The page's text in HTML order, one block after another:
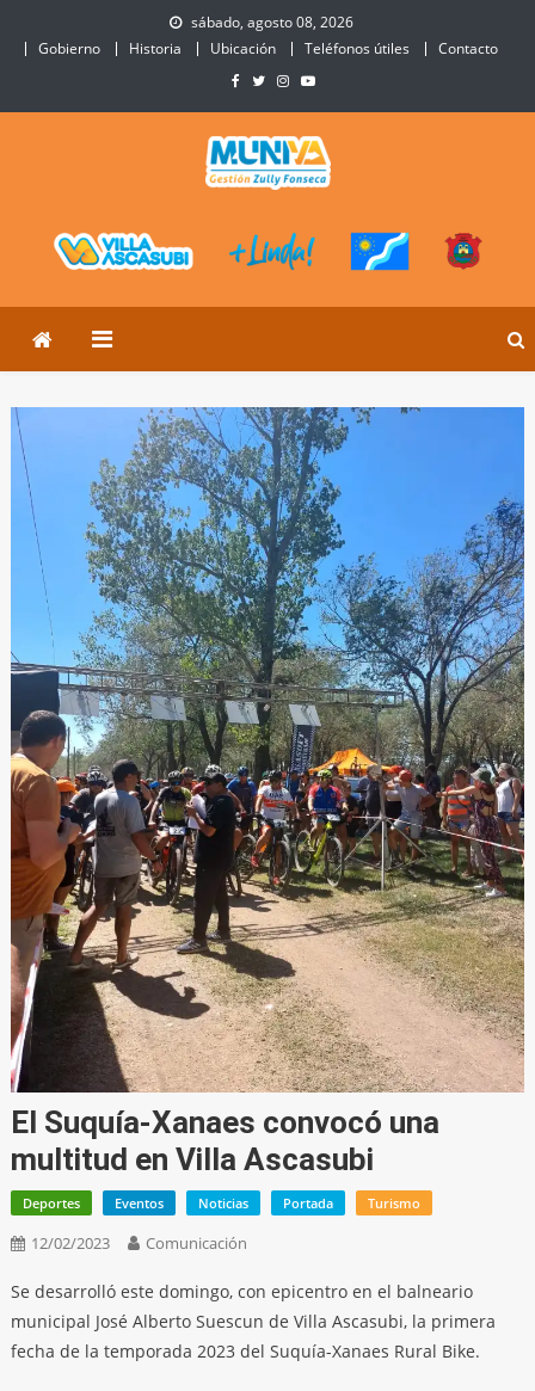
sábado, agosto 08, 2026
Gobierno
Historia Ubicación Teléfonos útiles Contacto
Ascasubi
El Suquía-Xanaes convocó una
multitud en Villa Ascasubi
Deportes Eventos Noticias Portada Turismo
12/02/2023 Comunicación
Se desarrolló este domingo, con epicentro en el balneario
municipal José Alberto Suescun de Villa Ascasubi, la primera
fecha de la temporada 2023 del Suquía-Xanaes Rural Bike.